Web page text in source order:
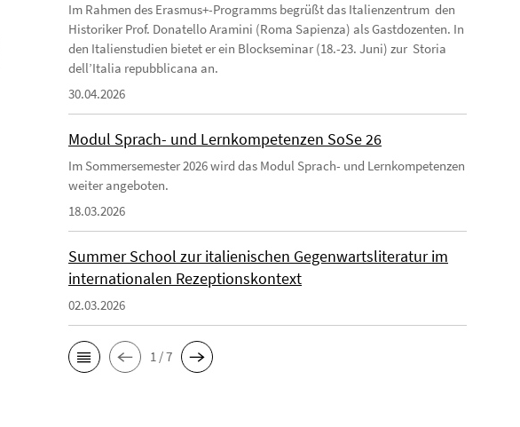
Im Rahmen des Erasmus+-Programms begrüßt das Italienzentrum den
Historiker Prof. Donatello Aramini (Roma Sapienza) als Gastdozenten. In
den Italienstudien bietet er ein Blockseminar (18.-23. Juni) zur Storia
dell’Italia repubblicana an.
30.04.2026
Modul Sprach- und Lernkompetenzen SoSe 26
Im Sommersemester 2026 wird das Modul Sprach- und Lernkompetenzen
weiter angeboten.
18.03.2026
Summer School zur italienischen Gegenwartsliteratur im
internationalen Rezeptionskontext
02.03.2026
1 / 7